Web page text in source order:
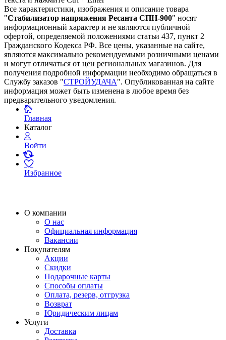
Все характеристики, изображения и описание товара
"Стабилизатор напряжения Ресанта СПН-900" носят
информационный характер и не являются публичной
офертой, определяемой положениями статьи 437, пункт 2
Гражданского Кодекса РФ. Все цены, указанные на сайте,
являются максимально рекомендуемыми розничными ценами
и могут отличаться от цен региональных магазинов. Для
получения подробной информации необходимо обращаться в
Службу заказов "СТРОЙУДАЧА". Опубликованная на сайте
информация может быть изменена в любое время без
предварительного уведомления.
Главная
Каталог
Войти
Избранное
О компании
О нас
Официальная информация
Вакансии
Покупателям
Акции
Скидки
Подарочные карты
Способы оплаты
Оплата, резерв, отгрузка
Возврат
Юридическим лицам
Услуги
Доставка